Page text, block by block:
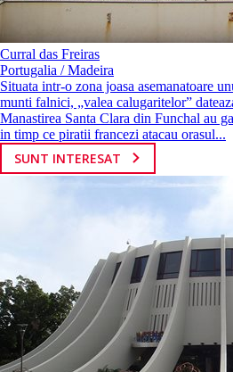
Curral das Freiras
Portugalia / Madeira
Situata intr-o zona joasa asemanatoare
munti falnici, „valea calugaritelor”
Manastirea Santa Clara din Funchal au
in timp ce piratii francezi atacau orasul...
SUNT INTERESAT